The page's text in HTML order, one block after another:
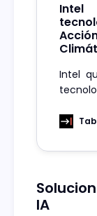
Intel
IA